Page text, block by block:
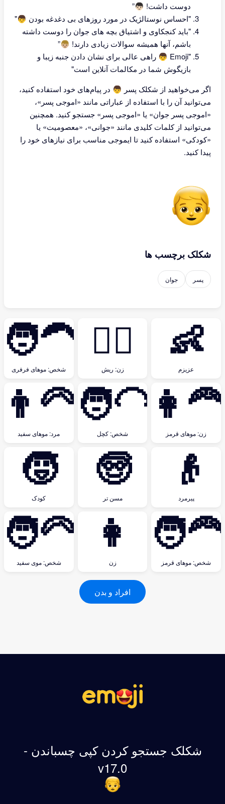
دوست داشت! 👦🏻”
"احساس نوستالژیک در مورد روزهای بی دغدغه بودن 👦"
"باید کنجکاوی و اشتیاق بچه های جوان را دوست داشته
باشم، آنها همیشه سوالات زیادی دارند! 👦🏼”
"Emoji 👦 راهی عالی برای نشان دادن جنبه زیبا و
بازیگوش شما در مکالمات آنلاین است"
اگر می‌خواهید از شکلک پسر 👦 در پیام‌های خود استفاده کنید،
می‌توانید آن را با استفاده از عباراتی مانند «اموجی پسر»،
«اموجی پسر جوان» یا «اموجی پسر» جستجو کنید. همچنین
می‌توانید از کلمات کلیدی مانند «جوانی»، «معصومیت» یا
«کودکی» استفاده کنید تا ایموجی مناسب برای نیازهای خود را
پیدا کنید.
شکلک برچسب ها
پسر جوان
👶
عزیزم
🧔‍♀️
زن: ریش
🧑‍🦱
شخص: موهای فرفری
👩‍🦰
زن: موهای قرمز
🧑‍🦲
شخص: کچل
👨‍🦳
مرد: موهای سفید
👴
پیرمرد
🧓
مسن تر
🧒
کودک
🧑‍🦰
شخص: موهای قرمز
👩
زن
🧑‍🦳
شخص: موی سفید
افراد و بدن
شکلک جستجو کردن کپی چسباندن -
v17.0